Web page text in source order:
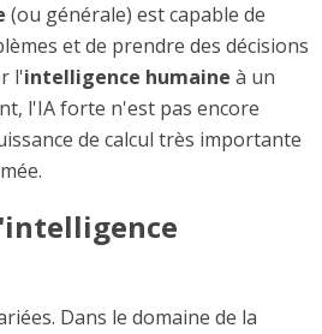
(ou générale) est capable de
et de prendre des décisions
l'intelligence humaine à un
l'IA forte n'est pas encore
de calcul très importante
Dans le domaine de la